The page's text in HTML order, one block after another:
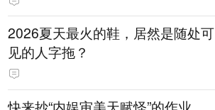
2026夏天最火的鞋，居然是随处可
见的人字拖？